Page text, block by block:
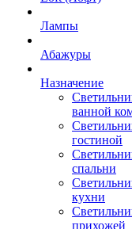
Лампы
Абажуры
Назначение
ванной
гостиной
спальни
кухни
прихожей